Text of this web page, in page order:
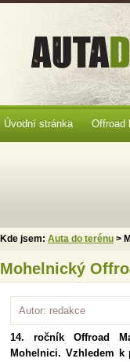
Mohelnický
Autor: redakce
14. ročník Offroad
Mohelnici. Vzhledem
Úvodní stránka Offroad
Kde jsem: Auta do terénu >